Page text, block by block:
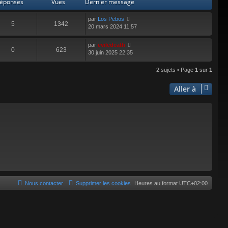
Vues Dernier message
5 1342
par Los Pebos
20 mars 2024 11:57
0 623
par eviledeath
30 juin 2025 22:35
2 sujets • Page 1 sur 1
Aller à
Heures au format UTC+02:00
Supprimer les cookies
Nous contacter